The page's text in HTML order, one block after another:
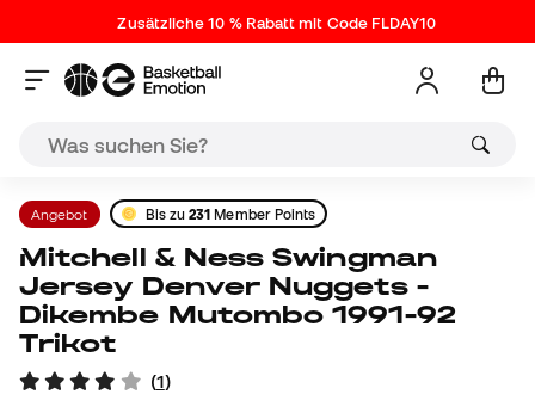
Zusätzliche 10 % Rabatt mit Code FLDAY10
Angebot Bis zu231 Member Points
Mitchell & Ness Swingman
Jersey Denver Nuggets -
Dikembe Mutombo 1991-92
Trikot
(1)